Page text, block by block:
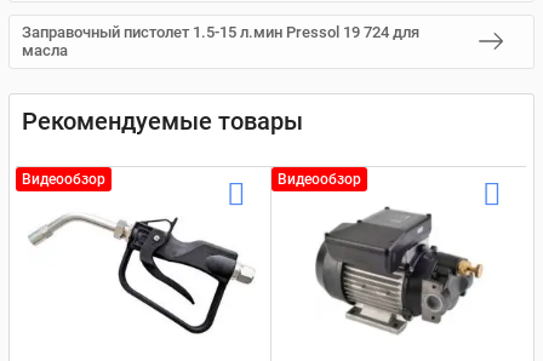
Заправочный пистолет 1.5-15 л.мин Pressol 19 724 для
масла
Рекомендуемые товары
Видеообзор Видеообзор